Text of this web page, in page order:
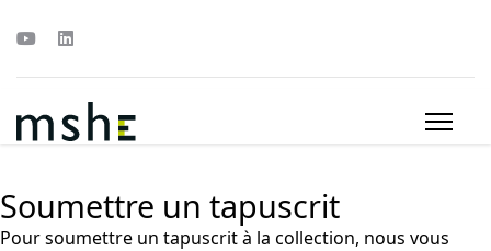
Soumettre un tapuscrit
Pour soumettre un tapuscrit à la collection, nous vous